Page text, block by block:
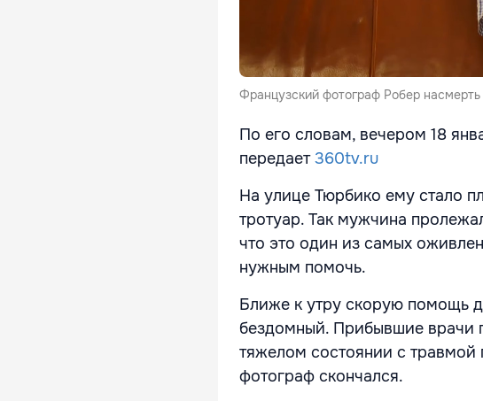
Французский фотограф Робер
По его словам, вечером 18
передает360tv.ru
На улице Тюрбико ему стало
тротуар. Так мужчина
что это один из самых
нужным помочь.
Ближе к утру скорую помощь
бездомный. Прибывшие врачи
тяжелом состоянии с
фотограф скончался.